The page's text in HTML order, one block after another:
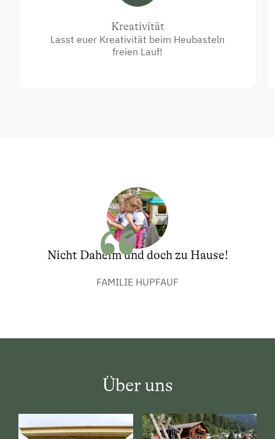
Kreativität
Lasst euer Kreativität beim Heubasteln
freien Lauf!
Nicht Daheim und doch zu Hause!
FAMILIE HUPFAUF
Über uns